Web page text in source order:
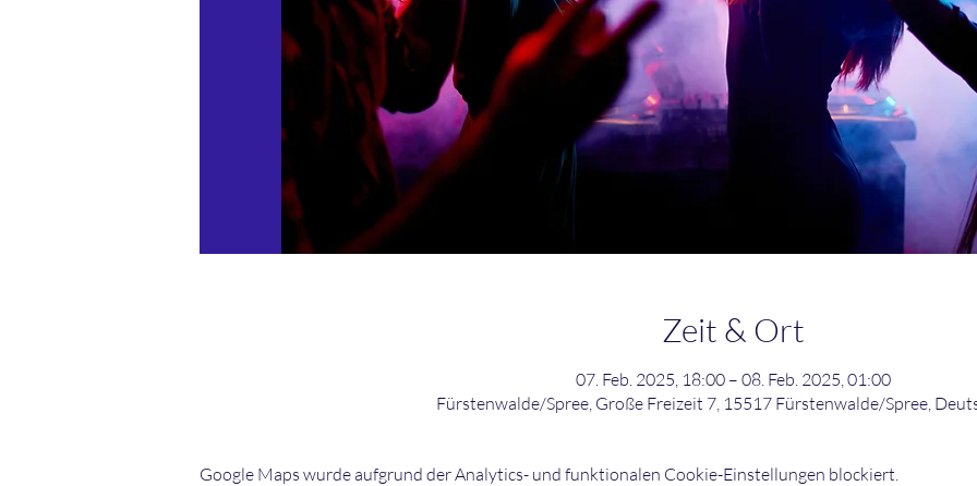
Zeit & Ort
07. Feb. 2025, 18:00 – 08. Feb. 2025, 01:00
Fürstenwalde/Spree, Große Freizeit 7, 15517 Fürstenwalde/Spree,
Google Maps wurde aufgrund der Analytics- und funktionalen Cookie-Einstellungen blockiert.